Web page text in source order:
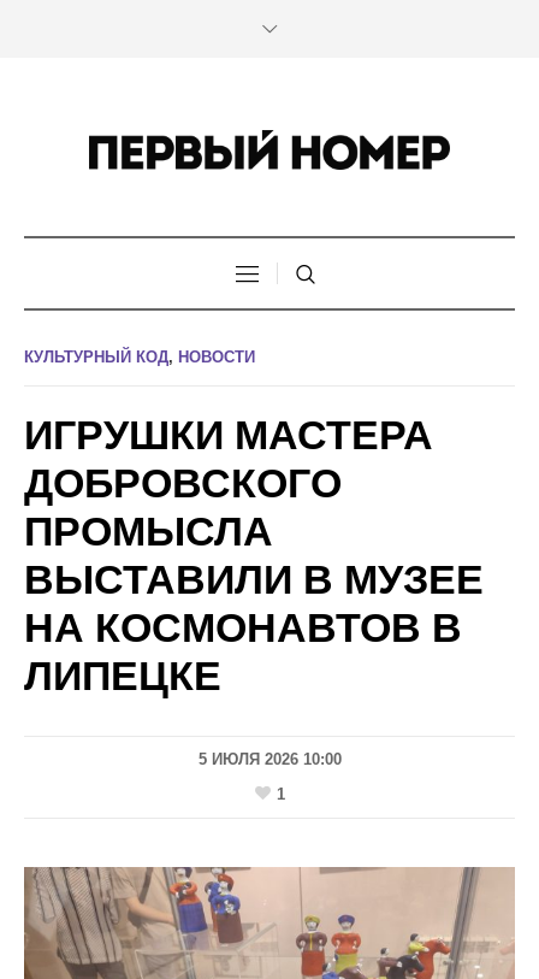
КУЛЬТУРНЫЙ КОД, НОВОСТИ
ИГРУШКИ МАСТЕРА
ДОБРОВСКОГО
ПРОМЫСЛА
ВЫСТАВИЛИ В МУЗЕЕ
НА КОСМОНАВТОВ В
ЛИПЕЦКЕ
5 ИЮЛЯ 2026 10:00
1